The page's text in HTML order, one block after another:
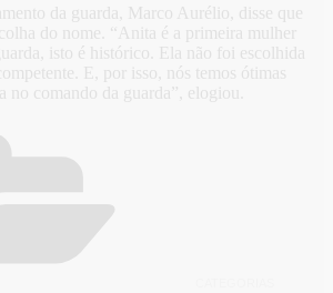
da guarda, Marco Aurélio, disse que
do nome. “Anita é a primeira mulher
isto é histórico. Ela não foi escolhida
E, por isso, nós temos ótimas
no comando da guarda”, elogiou.